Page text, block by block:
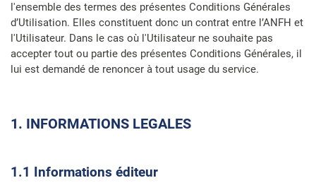
l'ensemble des termes des présentes Conditions Générales
d’Utilisation. Elles constituent donc un contrat entre l’ANFH et
l'Utilisateur. Dans le cas où l'Utilisateur ne souhaite pas
accepter tout ou partie des présentes Conditions Générales, il
lui est demandé de renoncer à tout usage du service.
1. INFORMATIONS LEGALES
1.1 Informations éditeur